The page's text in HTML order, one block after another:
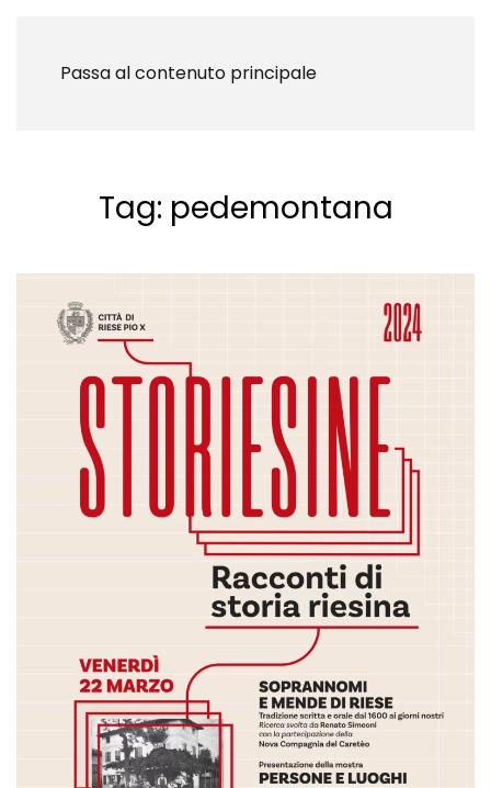
Passa al contenuto principale
Tag: pedemontana